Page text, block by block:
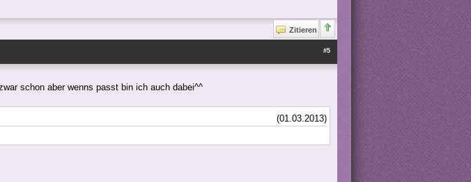
Zitieren
#5
schon aber wenns passt bin ich auch dabei^^
(01.03.2013)